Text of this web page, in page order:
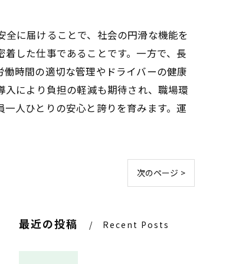
に届けることで、社会の円滑な機能を
した仕事であることです。一方で、長
時間の適切な管理やドライバーの健康
により負担の軽減も期待され、職場環
人ひとりの安心と誇りを育みます。運
次のページ >
最近の投稿 Recent Posts